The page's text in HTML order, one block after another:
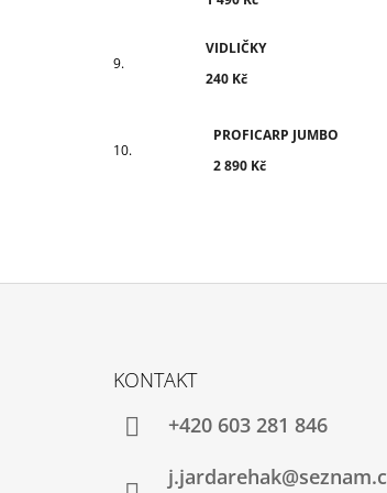
VIDLIČKY
240 Kč
PROFICARP JUMBO
2 890 Kč
KONTAKT
+420 603 281 846
j.jardarehak@seznam.c